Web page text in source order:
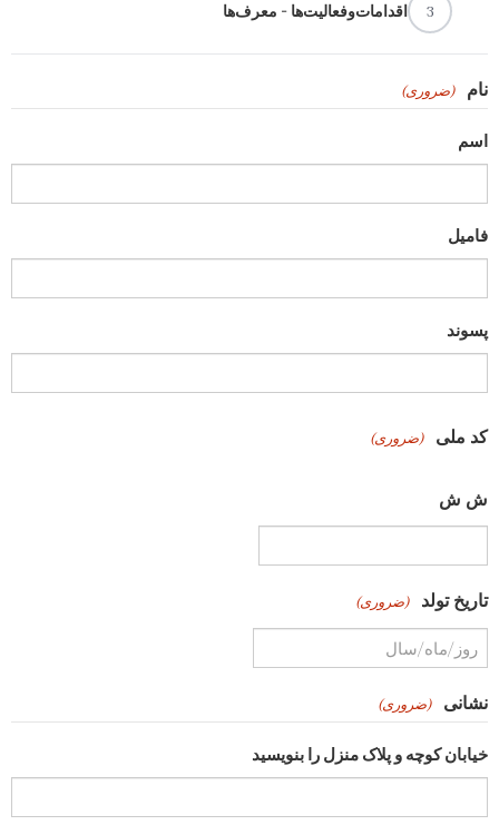
3 اقدامات‌و‌فعالیت‌ها - معرف‌ها‌
نام (ضروری)
اسم
فامیل
پسوند
کد ملی (ضروری)
ش ش
تاریخ تولد (ضروری)
YYYY
slash
slash
نشانی (ضروری)
خیابان کوچه و پلاک منزل را بنویسید